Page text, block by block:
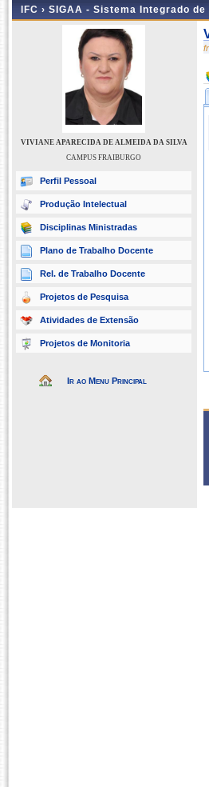
IFC › SIGAA - Sistema Integrado
VIVIANE APARECIDA DE ALMEIDA DA SILVA
CAMPUS FRAIBURGO
Perfil Pessoal
Produção Intelectual
Disciplinas Ministradas
Plano de Trabalho Docente
Rel. de Trabalho Docente
Projetos de Pesquisa
Atividades de Extensão
Projetos de Monitoria
Ir ao Menu Principal